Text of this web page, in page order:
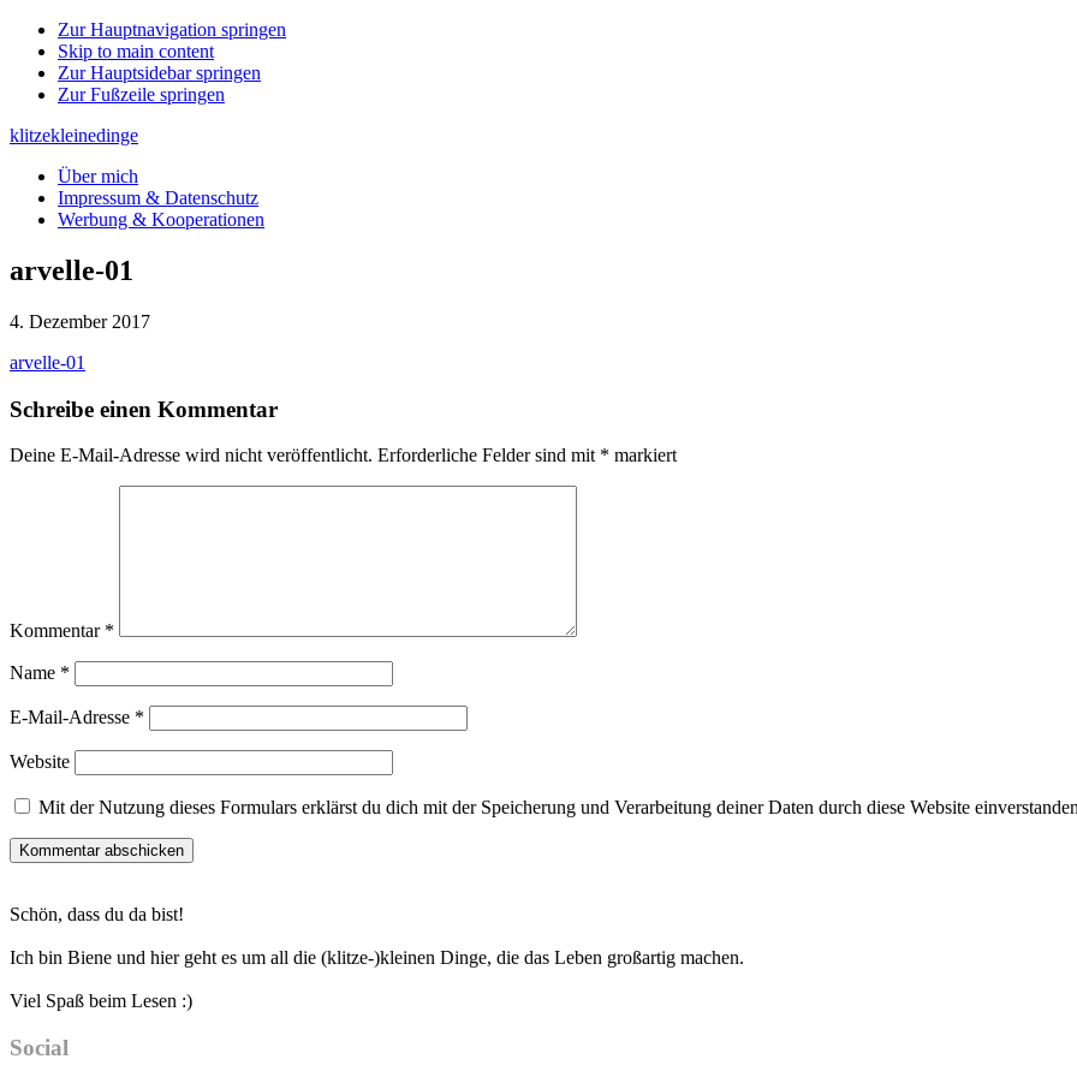
Zur Hauptnavigation springen
Skip to main content
Zur Hauptsidebar springen
Zur Fußzeile springen
klitzekleinedinge
Über mich
Impressum & Datenschutz
Werbung & Kooperationen
arvelle-01
4. Dezember 2017
arvelle-01
Leser-
Schreibe einen Kommentar
Deine E-Mail-Adresse wird nicht veröffentlicht. Erforderliche Felder sind mit * markiert
Kommentar *
Name *
E-Mail-Adresse *
Website
Mit der Nutzung dieses Formulars erklärst du dich mit der Speicherung und Verarbeitung deiner Daten durch diese Website
Sidebar
Schön, dass du da bist!
Ich bin Biene und hier geht es um all die (klitze-)kleinen Dinge, die das Leben großartig machen.
Viel Spaß beim Lesen :)
Social